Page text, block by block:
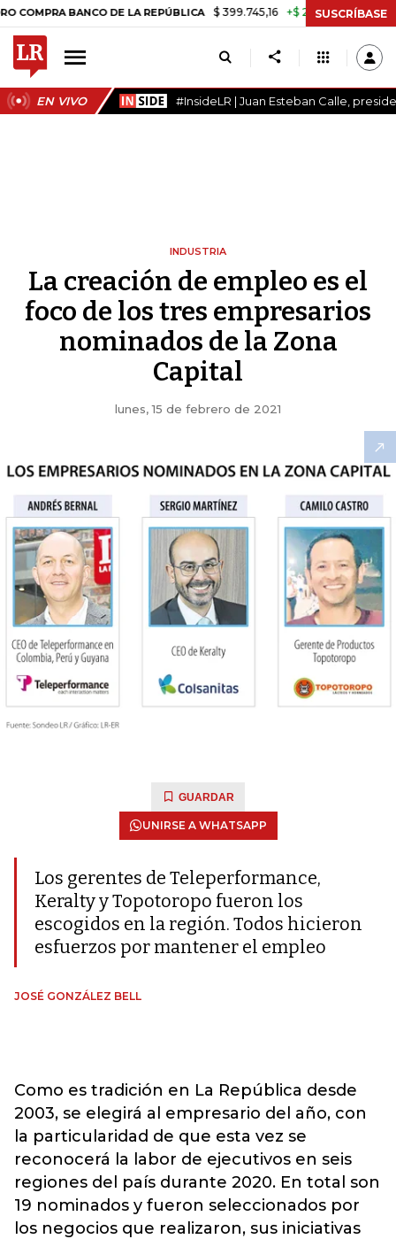
BANCO DE LA REPÚBLICA $ 399.745,16 +$ 2.295,71 +0,58% TASA
SUSCRÍBASE
EN VIVO #InsideLR | Juan Esteban Calle,
INDUSTRIA
La creación de empleo es el
foco de los tres empresarios
nominados de la Zona
Capital
lunes, 15 de febrero de 2021
GUARDAR
UNIRSE A WHATSAPP
Los gerentes de Teleperformance,
Keralty y Topotoropo fueron los
escogidos en la región. Todos hicieron
esfuerzos por mantener el empleo
JOSÉ GONZÁLEZ BELL
Como es tradición en La República desde
2003, se elegirá al empresario del año, con
la particularidad de que esta vez se
reconocerá la labor de ejecutivos en seis
regiones del país durante 2020. En total son
19 nominados y fueron seleccionados por
los negocios que realizaron, sus iniciativas